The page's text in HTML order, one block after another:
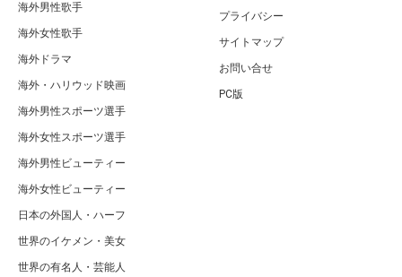
海外男性歌手
海外女性歌手
海外ドラマ
海外・ハリウッド映画
海外男性スポーツ選手
海外女性スポーツ選手
海外男性ビューティー
海外女性ビューティー
日本の外国人・ハーフ
世界のイケメン・美女
世界の有名人・芸能人
プライバシー
サイトマップ
お問い合せ
PC版